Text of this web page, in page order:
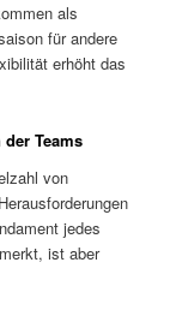
als
für andere
erhöht das
Teams
von
jedes
ist aber